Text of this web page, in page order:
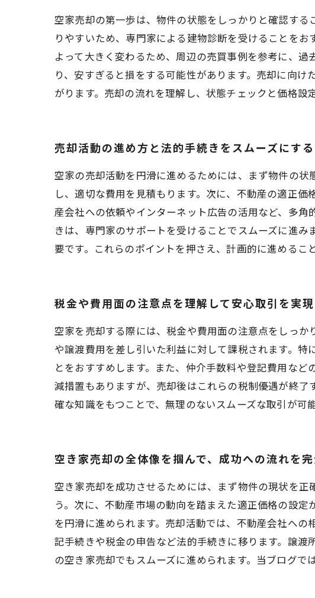
空家売却の第一歩は、物件の状態をしっかりと確認す
りやすいため、専門家による建物診断を受けることを
よって大きく変わるため、周辺の売買事例を参考に、
り、安すぎると損をする可能性があります。売却に向
がります。売却の流れを理解し、状態チェックと価格設
売却活動の進め方と法的手続きをスムーズにす
空家の売却活動を円滑に進めるためには、まず物件の
し、適切な費用を見積もります。次に、不動産の適正
産会社への依頼やインターネット広告の活用など、多
きは、専門家のサポートを受けることでスムーズに進
要です。これらのポイントを押さえ、計画的に進めるこ
税金や費用面の注意点を理解して安心取引を実
空家を売却する際には、税金や費用面の注意点をしっ
や譲渡費用を差し引いた利益に対して課税されます。
とをおすすめします。また、仲介手数料や登記費用な
減措置もありますが、売却後はこれらの税制優遇が終
確な知識をもつことで、無理のないスムーズな取引が可
空き家売却の全体像を掴んで、成功への流れを完
空き家売却を成功させるためには、まず物件の現状を
う。次に、不動産市場の動向を踏まえた適正価格の設
を円滑に進められます。売却活動では、不動産会社へ
記手続きや税金の申告など法的手続きに移ります。譲
の空き家売却でもスムーズに進められます。当ブログで